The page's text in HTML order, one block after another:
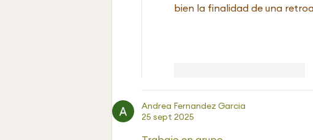
bien la finalidad de una
Andrea Fernandez Garcia
25 sept 2025